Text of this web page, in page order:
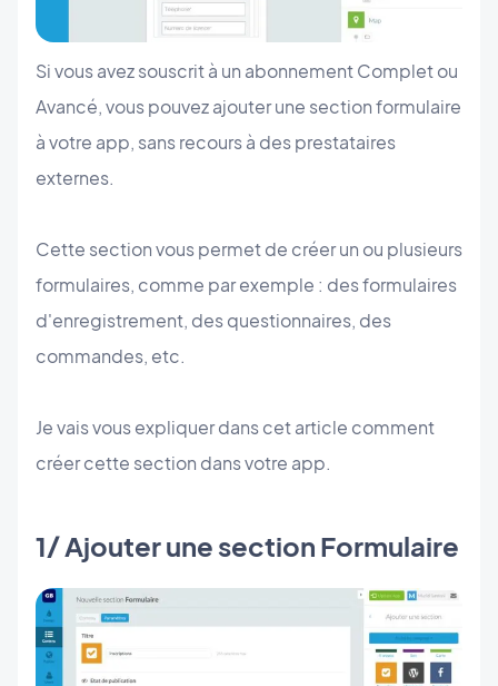
Si vous avez souscrit à un abonnement Complet ou
Avancé, vous pouvez ajouter une section formulaire
à votre app, sans recours à des prestataires
externes.
Cette section vous permet de créer un ou plusieurs
formulaires, comme par exemple : des formulaires
d'enregistrement, des questionnaires, des
commandes, etc.
Je vais vous expliquer dans cet article comment
créer cette section dans votre app.
1/ Ajouter une section Formulaire